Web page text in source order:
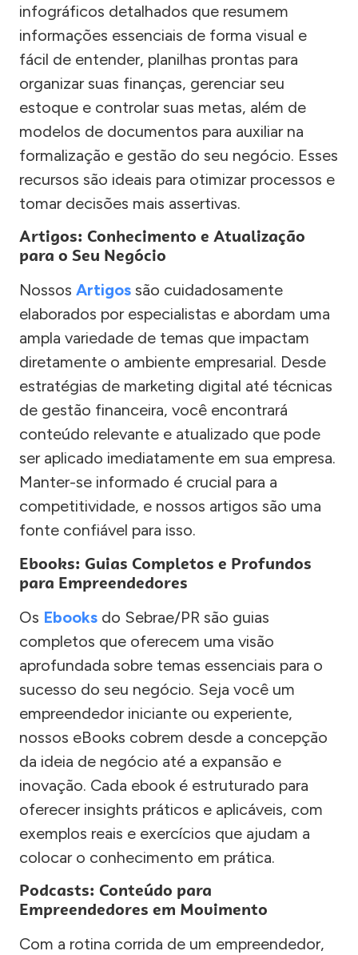
infográficos detalhados que resumem
informações essenciais de forma visual e
fácil de entender, planilhas prontas para
organizar suas finanças, gerenciar seu
estoque e controlar suas metas, além de
modelos de documentos para auxiliar na
formalização e gestão do seu negócio. Esses
recursos são ideais para otimizar processos e
tomar decisões mais assertivas.
Artigos: Conhecimento e Atualização
para o Seu Negócio
Nossos Artigos são cuidadosamente
elaborados por especialistas e abordam uma
ampla variedade de temas que impactam
diretamente o ambiente empresarial. Desde
estratégias de marketing digital até técnicas
de gestão financeira, você encontrará
conteúdo relevante e atualizado que pode
ser aplicado imediatamente em sua empresa.
Manter-se informado é crucial para a
competitividade, e nossos artigos são uma
fonte confiável para isso.
Ebooks: Guias Completos e Profundos
para Empreendedores
Os Ebooks do Sebrae/PR são guias
completos que oferecem uma visão
aprofundada sobre temas essenciais para o
sucesso do seu negócio. Seja você um
empreendedor iniciante ou experiente,
nossos eBooks cobrem desde a concepção
da ideia de negócio até a expansão e
inovação. Cada ebook é estruturado para
oferecer insights práticos e aplicáveis, com
exemplos reais e exercícios que ajudam a
colocar o conhecimento em prática.
Podcasts: Conteúdo para
Empreendedores em Movimento
Com a rotina corrida de um empreendedor,